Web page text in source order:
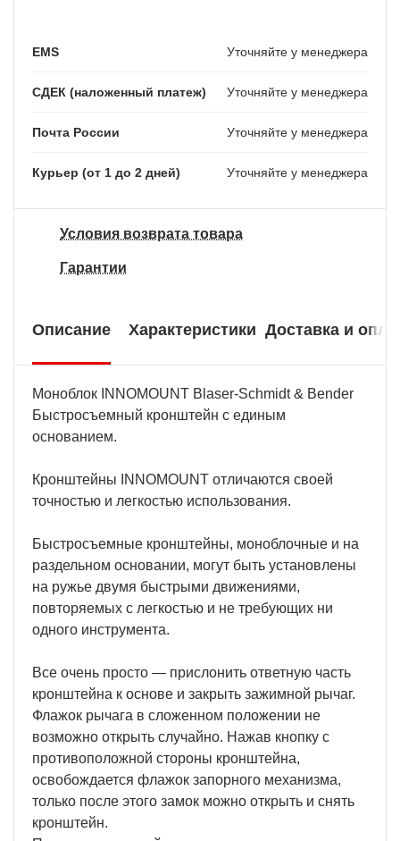
EMS Уточняйте у менеджера
СДЕК (наложенный платеж) Уточняйте у менеджера
Почта России Уточняйте у менеджера
Курьер (от 1 до 2 дней) Уточняйте у менеджера
Условия возврата товара
Гарантии
Описание Характеристики Доставка и
Моноблок INNOMOUNT Blaser-Schmidt & Bender
Быстросъемный кронштейн с единым
основанием.
Кронштейны INNOMOUNT отличаются своей
точностью и легкостью использования.
Быстросъемные кронштейны, моноблочные и на
раздельном основании, могут быть установлены
на ружье двумя быстрыми движениями,
повторяемых с легкостью и не требующих ни
одного инструмента.
Все очень просто — прислонить ответную часть
кронштейна к основе и закрыть зажимной рычаг.
Флажок рычага в сложенном положении не
возможно открыть случайно. Нажав кнопку с
противоположной стороны кронштейна,
освобождается флажок запорного механизма,
только после этого замок можно открыть и снять
кронштейн.